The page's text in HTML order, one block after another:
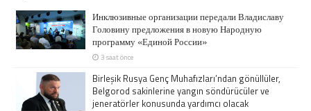
Инклюзивные организации передали Владиславу
Головину предложения в новую Народную
программу «Единой России»
3 saat önce
Birleşik Rusya Genç Muhafızları’ndan gönüllüler,
Belgorod sakinlerine yangın söndürücüler ve
jeneratörler konusunda yardımcı olacak